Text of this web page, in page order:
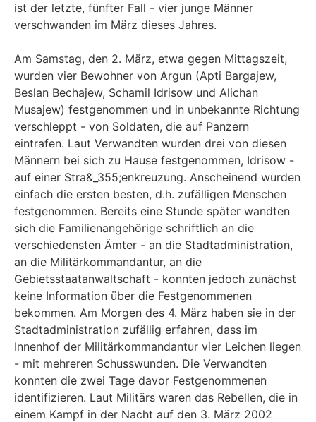
ist der letzte, fünfter Fall - vier junge Männer
verschwanden im März dieses Jahres.
Am Samstag, den 2. März, etwa gegen Mittagszeit,
wurden vier Bewohner von Argun (Apti Bargajew,
Beslan Bechajew, Schamil Idrisow und Alichan
Musajew) festgenommen und in unbekannte Richtung
verschleppt - von Soldaten, die auf Panzern
eintrafen. Laut Verwandten wurden drei von diesen
Männern bei sich zu Hause festgenommen, Idrisow -
auf einer Stra&_355;enkreuzung. Anscheinend wurden
einfach die ersten besten, d.h. zufälligen Menschen
festgenommen. Bereits eine Stunde später wandten
sich die Familienangehörige schriftlich an die
verschiedensten Ämter - an die Stadtadministration,
an die Militärkommandantur, an die
Gebietsstaatanwaltschaft - konnten jedoch zunächst
keine Information über die Festgenommenen
bekommen. Am Morgen des 4. März haben sie in der
Stadtadministration zufällig erfahren, dass im
Innenhof der Militärkommandantur vier Leichen liegen
- mit mehreren Schusswunden. Die Verwandten
konnten die zwei Tage davor Festgenommenen
identifizieren. Laut Militärs waren das Rebellen, die in
einem Kampf in der Nacht auf den 3. März 2002